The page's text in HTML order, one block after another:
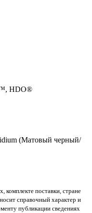
HDO®
(Матовый черный/
комплекте поставки, стране
справочный характер и
публикации сведениях